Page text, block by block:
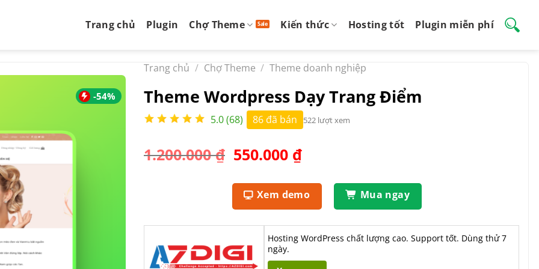
Trang chủ Plugin Chợ Theme Kiến thức Hosting tốt Plugin miễn phí
-54%
Trang chủ / Chợ Theme / Theme doanh nghiệp
Theme Wordpress Dạy Trang Điểm
5.0 (68) 86 đã bán 522 lượt xem
1.200.000₫ Giá
là:
1.200.000 ₫.
550.000 ₫Giá
tại
là:
550.000 ₫.
Xem demo Mua ngay
Hosting WordPress chất lượng cao. Support tốt. Dùng thử 7
ngày.